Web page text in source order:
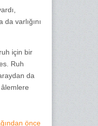
varlığını
için bir
Ruh
da
önce vefat eden